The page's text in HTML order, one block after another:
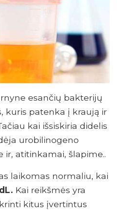
esančių bakterijų
kuris patenka į kraują ir
kai išsiskiria didelis
urobilinogeno
ir, atitinkamai, šlapime..
laikomas normaliu, kai
Kai reikšmės yra
kitus įvertintus